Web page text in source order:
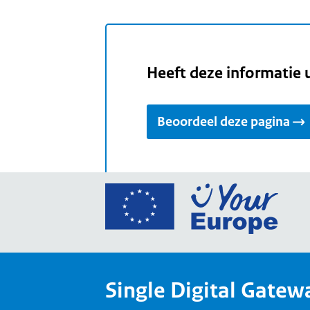
Heeft deze informatie
Beoordeel deze pagina
Ga
Your
Single Digital